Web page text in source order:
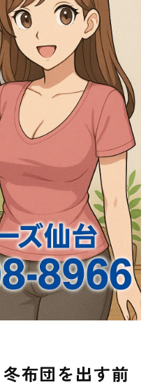
、清潔で心地よい冬
布団を出す前